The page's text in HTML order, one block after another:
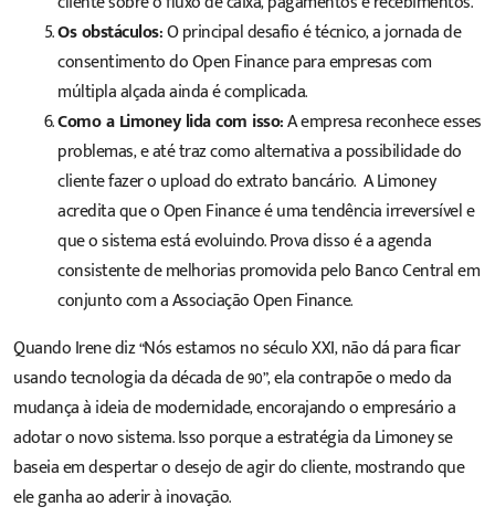
Os obstáculos:O principal desafio é técnico, a jornada de
consentimento do Open Finance para empresas com
múltipla alçada ainda é complicada.
Como a Limoney lida com isso:A empresa reconhece esses
problemas, e até traz como alternativa a possibilidade do
cliente fazer o upload do extrato bancário. A Limoney
acredita que o Open Finance é uma tendência irreversível e
que o sistema está evoluindo. Prova disso é a agenda
consistente de melhorias promovida pelo Banco Central em
conjunto com a Associação Open Finance.
Quando Irene diz “Nós estamos no século XXI, não dá para ficar
usando tecnologia da década de 90”, ela contrapõe o medo da
mudança à ideia de modernidade, encorajando o empresário a
adotar o novo sistema. Isso porque a estratégia da Limoney se
baseia em despertar o desejo de agir do cliente, mostrando que
ele ganha ao aderir à inovação.